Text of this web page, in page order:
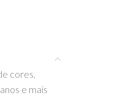
cores,
e mais